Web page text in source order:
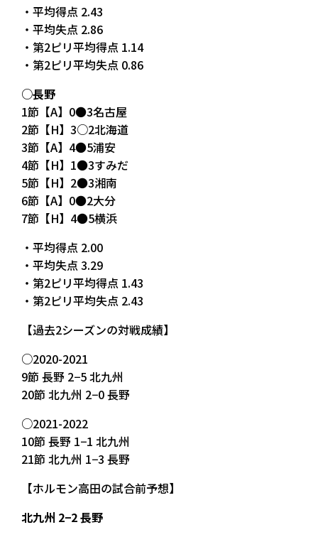
・平均得点 2.43
・平均失点 2.86
・第2ピリ平均得点 1.14
・第2ピリ平均失点 0.86
○長野
1節【A】0●3名古屋
2節【H】3○2北海道
3節【A】4●5浦安
4節【H】1●3すみだ
5節【H】2●3湘南
6節【A】0●2大分
7節【H】4●5横浜
・平均得点 2.00
・平均失点 3.29
・第2ピリ平均得点 1.43
・第2ピリ平均失点 2.43
【過去2シーズンの対戦成績】
○2020-2021
9節 長野 2−5 北九州
20節 北九州 2−0 長野
○2021-2022
10節 長野 1−1 北九州
21節 北九州 1−3 長野
【ホルモン高田の試合前予想】
北九州 2−2 長野